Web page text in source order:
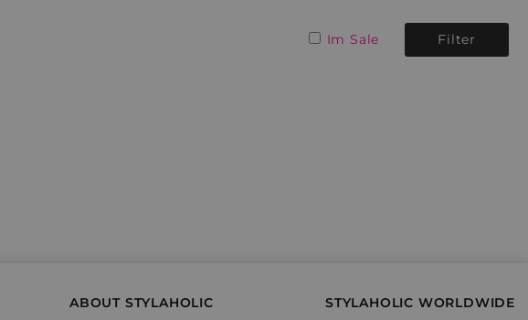
Im Sale Filter
ABOUT STYLAHOLIC
STYLAHOLIC WORLDWIDE